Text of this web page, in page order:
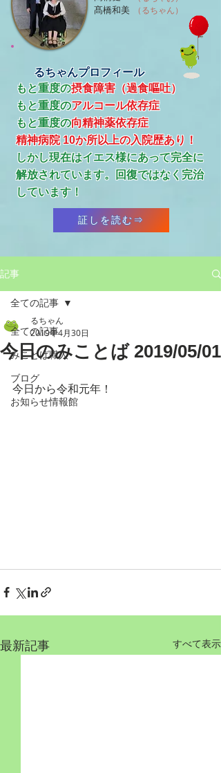
（るちゃん）
髙橋和美
るちゃんプロフィール
もと重度の摂食障害（過食嘔吐）
もと重度のアルコール依存症
​もと重度の向精神薬依存症
精神病院 10か所以上の入院歴あり！
​しかし現在はイエス様にあって完全に
解放されています。回復ではなく完治
しています！
証しを読む⇒
記事
全ての記事
みことば職人
ブログ
お知らせ情報館
全ての記事
今日のみことば 2019/05/01
るちゃん
2019年4月30日
今日から令和元年！
最新記事 すべて表示